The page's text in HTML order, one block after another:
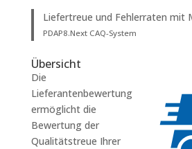
Liefertreue und Fehlerraten mit
PDAP8.Next CAQ-System
Übersicht
Die
Lieferantenbewertung
ermöglicht die
Bewertung der
Qualitätstreue Ihrer